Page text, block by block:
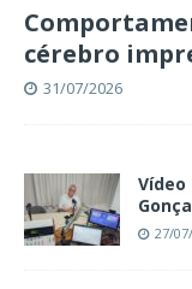
cérebro
31/07/2026
27/